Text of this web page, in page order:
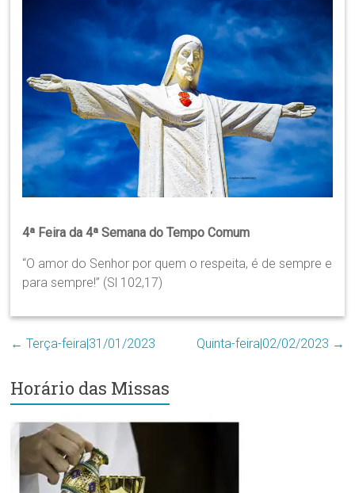
Setor
Bom
Retiro
4ª Feira da 4ª Semana do Tempo Comum
“O amor do Senhor por quem o respeita, é de sempre e
para sempre!” (Sl 102,17)
← Terça-feira|31/01/2023 Quinta-feira|02/02/2023 →
Horário das Missas